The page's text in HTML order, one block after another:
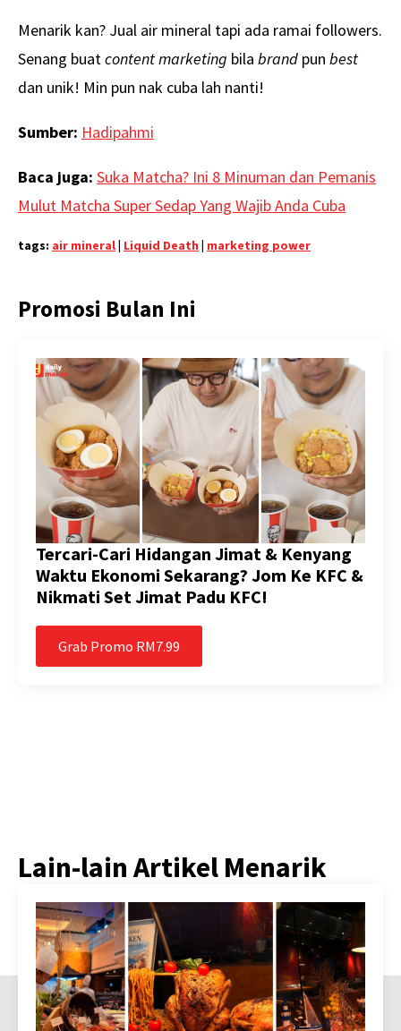
Menarik kan? Jual air mineral tapi ada ramai followers.
Senang buatcontent marketing bila brand pun best
dan unik! Min pun nak cuba lah nanti!
Sumber: Hadipahmi
Baca juga: Suka Matcha? Ini 8 Minuman dan Pemanis
Mulut Matcha Super Sedap Yang Wajib Anda Cuba
tags: air mineral| Liquid Death | marketing power
Promosi Bulan Ini
Tercari-Cari Hidangan Jimat & Kenyang
Waktu Ekonomi Sekarang? Jom Ke KFC &
Nikmati Set Jimat Padu KFC!
Grab Promo RM7.99
Lain-lain Artikel Menarik